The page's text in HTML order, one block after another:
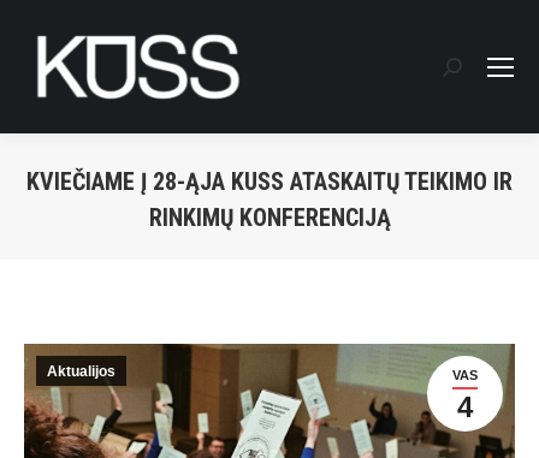
Search:
KVIEČIAME Į 28-ĄJA KUSS ATASKAITŲ TEIKIMO IR
RINKIMŲ KONFERENCIJĄ
VAS
4
Aktualijos